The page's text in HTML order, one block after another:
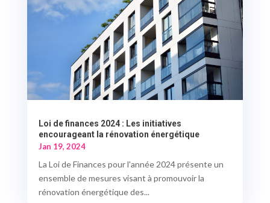
Loi de finances 2024 : Les initiatives
encourageant la rénovation énergétique
Jan 19, 2024
La Loi de Finances pour l'année 2024 présente un
ensemble de mesures visant à promouvoir la
rénovation énergétique des...